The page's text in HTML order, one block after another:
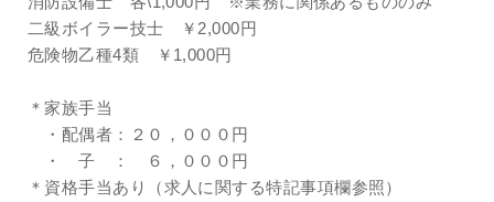
二級ボイラー技士 ￥2,000円
危険物乙種4類 ￥1,000円
＊家族手当
・配偶者：２０，０００円
・ 子 ： ６，０００円
＊資格手当あり（求人に関する特記事項欄参照）